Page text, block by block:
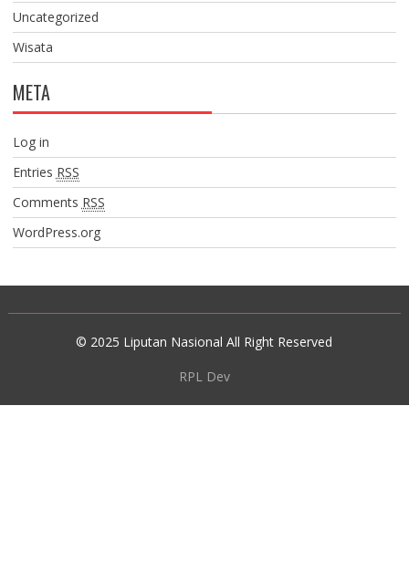
Uncategorized
Wisata
META
Log in
Entries RSS
Comments RSS
WordPress.org
© 2025 Liputan Nasional All Right Reserved
RPL Dev